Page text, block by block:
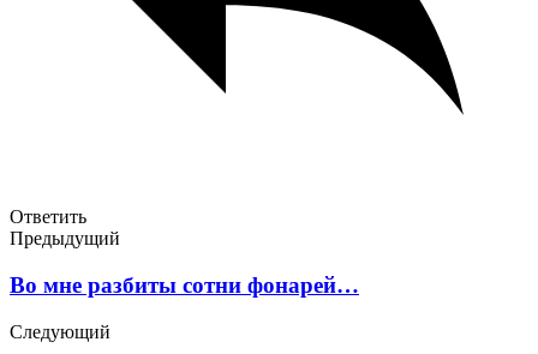
Ответить
Предыдущий
Во мне разбиты сотни фонарей…
Следующий